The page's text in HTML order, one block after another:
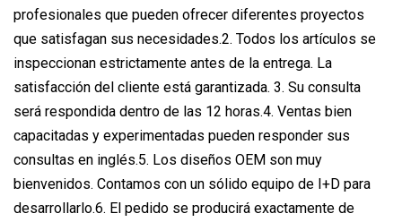
profesionales que pueden ofrecer diferentes proyectos
que satisfagan sus necesidades.2. Todos los artículos se
inspeccionan estrictamente antes de la entrega. La
satisfacción del cliente está garantizada. 3. Su consulta
será respondida dentro de las 12 horas.4. Ventas bien
capacitadas y experimentadas pueden responder sus
consultas en inglés.5. Los diseños OEM son muy
bienvenidos. Contamos con un sólido equipo de I+D para
desarrollarlo.6. El pedido se producirá exactamente de